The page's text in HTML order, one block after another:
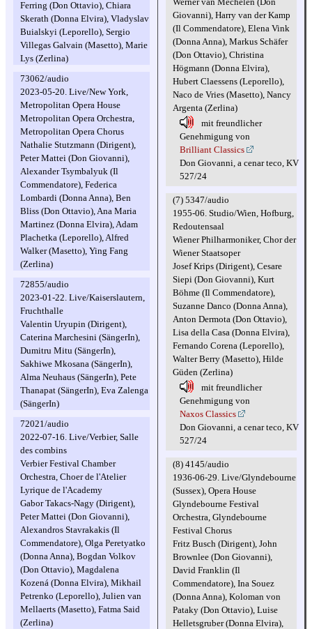
Ferring (Don Ottavio), Chiara
Skerath (Donna Elvira), Vladyslav
Buialskyi (Leporello), Sergio
Villegas Galvain (Masetto), Marie
Lys (Zerlina)
73062/audio
2023-05-20. Live/New York,
Metropolitan Opera House
Metropolitan Opera Orchestra,
Metropolitan Opera Chorus
Nathalie Stutzmann (Dirigent),
Peter Mattei (Don Giovanni),
Alexander Tsymbalyuk (Il
Commendatore), Federica
Lombardi (Donna Anna), Ben
Bliss (Don Ottavio), Ana Maria
Martinez (Donna Elvira), Adam
Plachetka (Leporello), Alfred
Walker (Masetto), Ying Fang
(Zerlina)
72855/audio
2023-01-22. Live/Kaiserslautern,
Fruchthalle
Valentin Uryupin (Dirigent),
Caterina Marchesini (SängerIn),
Dumitru Mitu (SängerIn),
Sakhiwe Mkosana (SängerIn),
Alma Neuhaus (SängerIn), Pete
Thanapat (SängerIn), Eva Zalenga
(SängerIn)
72021/audio
2022-07-16. Live/Verbier, Salle
des combins
Verbier Festival Chamber
Orchestra, Choer de l'Atelier
Lyrique de l'Academy
Gabor Takacs-Nagy (Dirigent),
Peter Mattei (Don Giovanni),
Alexandros Stavrakakis (Il
Commendatore), Olga Peretyatko
(Donna Anna), Bogdan Volkov
(Don Ottavio), Magdalena
Kozená (Donna Elvira), Mikhail
Petrenko (Leporello), Julien van
Mellaerts (Masetto), Fatma Said
(Zerlina)
Giovanni), Harry van der Kamp
(Il Commendatore), Elena Vink
(Donna Anna), Markus Schäfer
(Don Ottavio), Christina
Högmann (Donna Elvira),
Hubert Claessens (Leporello),
Naco de Vries (Masetto), Nancy
Argenta (Zerlina)
mit freundlicher
Genehmigung von
Brilliant Classics
Don Giovanni, a cenar teco, KV
527/24
(7) 5347/audio
1955-06. Studio/Wien, Hofburg,
Redoutensaal
Wiener Philharmoniker, Chor der
Wiener Staatsoper
Josef Krips (Dirigent), Cesare
Siepi (Don Giovanni), Kurt
Böhme (Il Commendatore),
Suzanne Danco (Donna Anna),
Anton Dermota (Don Ottavio),
Lisa della Casa (Donna Elvira),
Fernando Corena (Leporello),
Walter Berry (Masetto), Hilde
Güden (Zerlina)
mit freundlicher
Genehmigung von
Naxos Classics
Don Giovanni, a cenar teco, KV
527/24
(8) 4145/audio
1936-06-29. Live/Glyndebourne
(Sussex), Opera House
Glyndebourne Festival
Orchestra, Glyndebourne
Festival Chorus
Fritz Busch (Dirigent), John
Brownlee (Don Giovanni),
David Franklin (Il
Commendatore), Ina Souez
(Donna Anna), Koloman von
Pataky (Don Ottavio), Luise
Helletsgruber (Donna Elvira),